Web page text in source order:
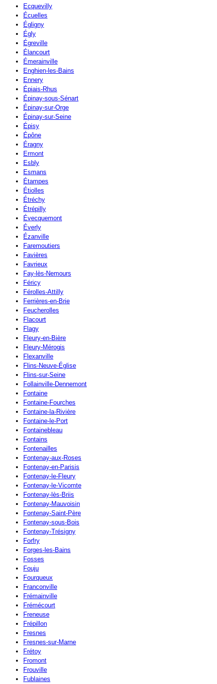
Ecquevilly
Écuelles
Égligny
Égly
Égreville
Élancourt
Émerainville
Enghien-les-Bains
Ennery
Épiais-Rhus
Épinay-sous-Sénart
Épinay-sur-Orge
Épinay-sur-Seine
Épisy
Épône
Éragny
Ermont
Esbly
Esmans
Étampes
Étiolles
Étréchy
Étrépilly
Évecquemont
Éverly
Ézanville
Faremoutiers
Favières
Favrieux
Fay-lès-Nemours
Féricy
Férolles-Attilly
Ferrières-en-Brie
Feucherolles
Flacourt
Flagy
Fleury-en-Bière
Fleury-Mérogis
Flexanville
Flins-Neuve-Église
Flins-sur-Seine
Follainville-Dennemont
Fontaine
Fontaine-Fourches
Fontaine-la-Rivière
Fontaine-le-Port
Fontainebleau
Fontains
Fontenailles
Fontenay-aux-Roses
Fontenay-en-Parisis
Fontenay-le-Fleury
Fontenay-le-Vicomte
Fontenay-lès-Briis
Fontenay-Mauvoisin
Fontenay-Saint-Père
Fontenay-sous-Bois
Fontenay-Trésigny
Forfry
Forges-les-Bains
Fosses
Fouju
Fourqueux
Franconville
Frémainville
Frémécourt
Freneuse
Frépillon
Fresnes
Fresnes-sur-Marne
Frétoy
Fromont
Frouville
Fublaines